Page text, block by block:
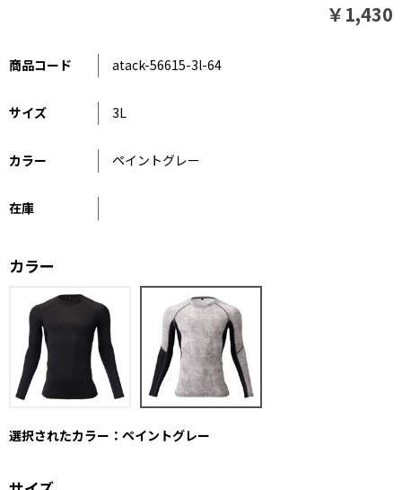
￥1,430
商品コード atack-56615-3l-64
サイズ 3L
カラー ペイントグレー
在庫
カラー
選択されたカラー：ペイントグレー